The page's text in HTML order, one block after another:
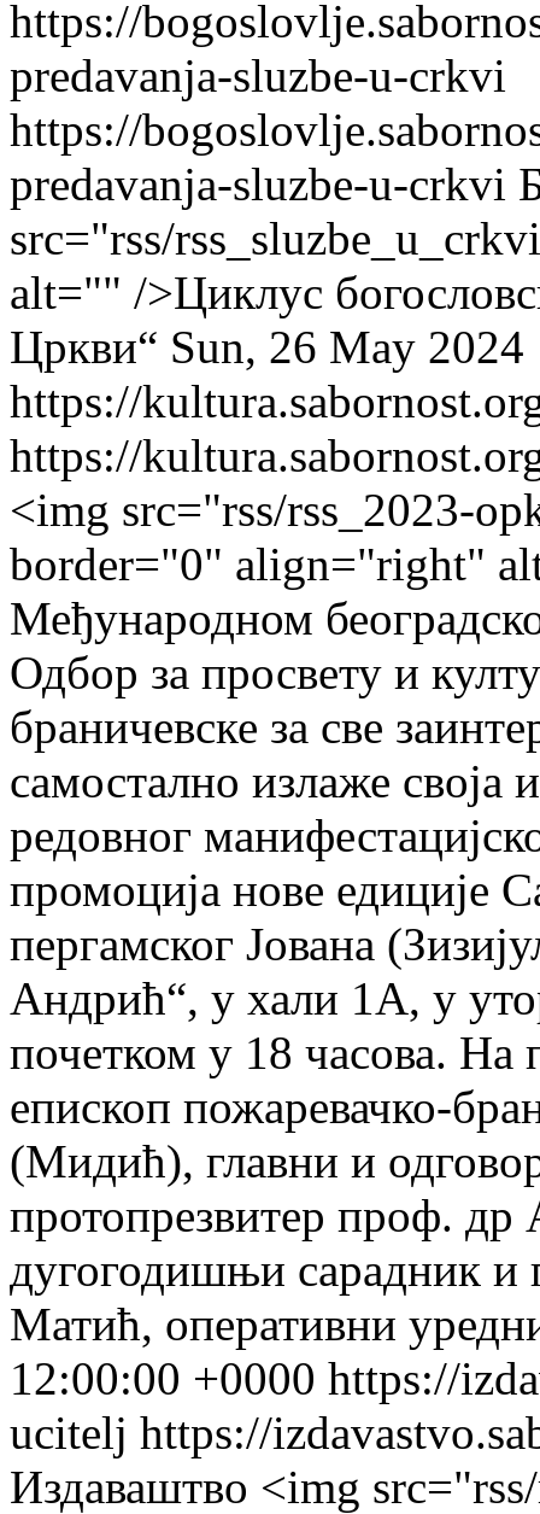
https://
predavanja-sluzbe-u-crkvi
https://
predavanja-sluzbe-u-crkvi
src="rss/
alt="" />Циклус
Цркви“ Sun, 26 May
https://
https://
<img src="rss/rss_2023-
border="0" align="right"
Међународном
Одбор за просвету и
браничевске за све
самостално излаже своја
редовног
промоција нове едиције
пергамског Јована
Андрић“, у хали 1А, у
почетком у 18 часова. На
епископ пожаревачко-
(Мидић), главни и
протопрезвитер проф. др
дугогодишњи сарадник и
Матић, оперативни
12:00:00 +0000 https://
ucitelj https://
Издаваштво <img